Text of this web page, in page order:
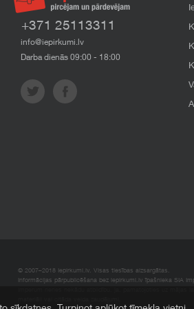
+371 25113311
info@iepirkumi.lv
Darba dienās 09:00 - 18:00
© 2007–2018 Iepirkumi.lv. Visas tiesības aizsargātas.
Informācijas pārpublicēšana bez iepirkumi.lv īpašnieka SIA